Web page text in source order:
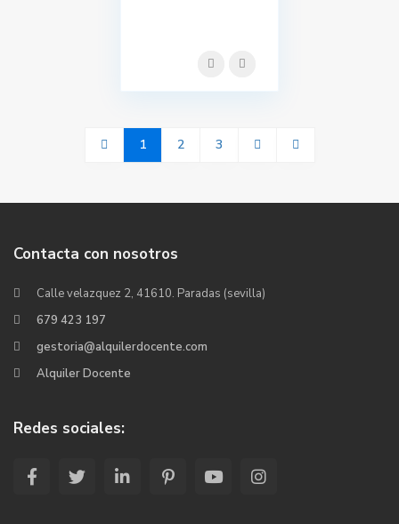
1 2 3
Contacta con nosotros
Calle velazquez 2, 41610. Paradas (sevilla)
679 423 197
gestoria@alquilerdocente.com
Alquiler Docente
Redes sociales: